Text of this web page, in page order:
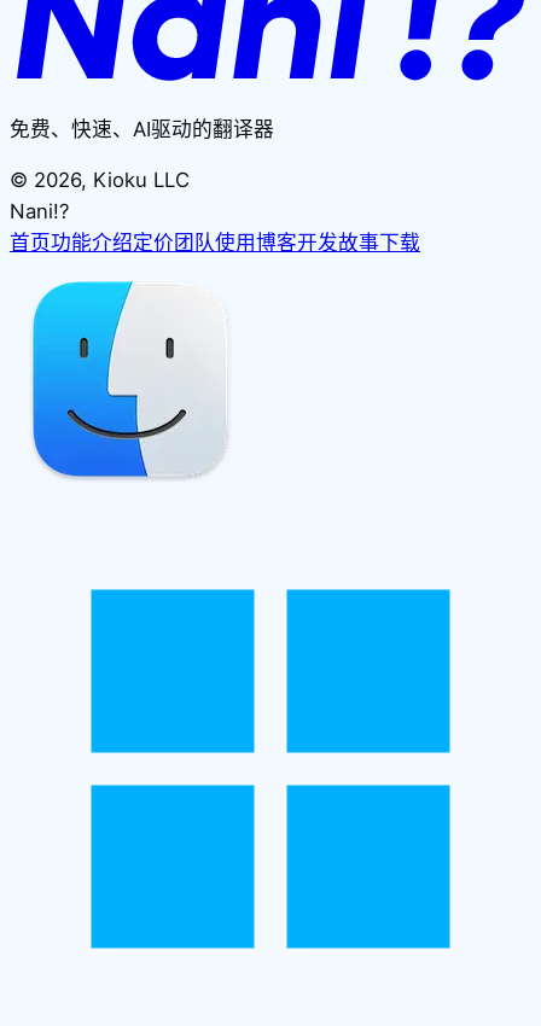
免费、快速、AI驱动的翻译器
© 2026, Kioku LLC
Nani!?
首页功能介绍定价 团队使用博客开发故事下载